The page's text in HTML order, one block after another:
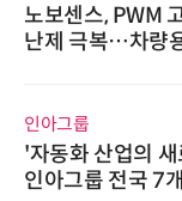
노보센스, PWM
난제 극복…차량
인아그룹
'자동화 산업의
인아그룹 전국 7